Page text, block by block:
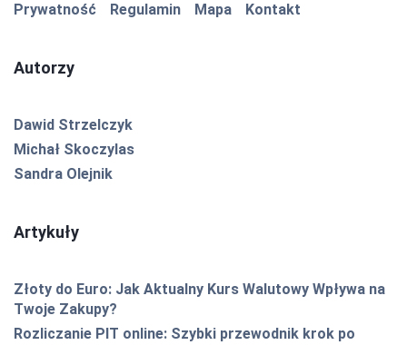
Prywatność Regulamin Mapa Kontakt
Autorzy
Dawid Strzelczyk
Michał Skoczylas
Sandra Olejnik
Artykuły
Złoty do Euro: Jak Aktualny Kurs Walutowy Wpływa na
Twoje Zakupy?
Rozliczanie PIT online: Szybki przewodnik krok po